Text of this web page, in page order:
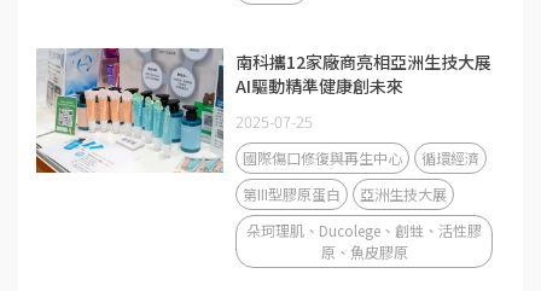
南科攜12家廠商亮相亞洲生技大展
AI驅動精準健康創未來
2025-07-25
國際傷口修復與再生中心
循環經濟
第III型膠原蛋白
亞洲生技大展
朵珂理肌、Ducolege、創甡、活性膠
原、魚皮膠原